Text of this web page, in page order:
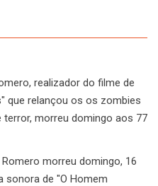
realizador do filme de
que relançou os os zombies
morreu domingo aos 77
morreu domingo, 16
sonora de "O Homem